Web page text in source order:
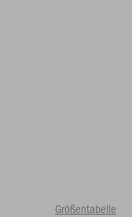
Größentabelle